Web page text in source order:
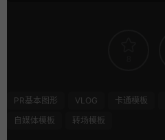
PR基本图形 VLOG 卡通模板
自媒体模板
转场模板